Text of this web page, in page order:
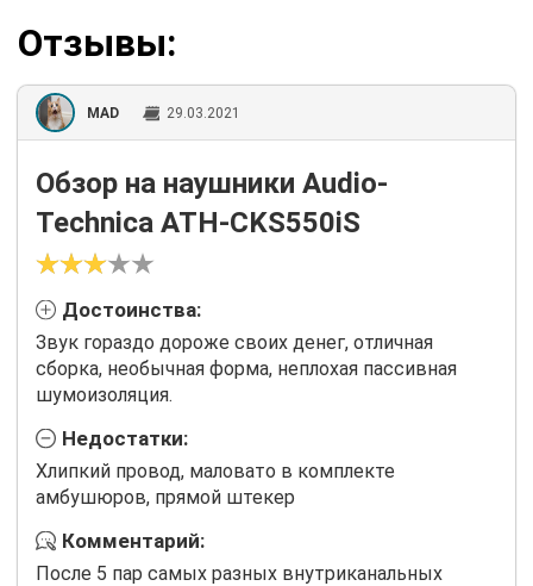
Отзывы:
MAD 29.03.2021
Обзор на наушники Audio-
Technica ATH-CKS550iS
Достоинства:
Звук гораздо дороже своих денег, отличная
сборка, необычная форма, неплохая пассивная
шумоизоляция.
Недостатки:
Хлипкий провод, маловато в комплекте
амбушюров, прямой штекер
Комментарий:
После 5 пар самых разных внутриканальных